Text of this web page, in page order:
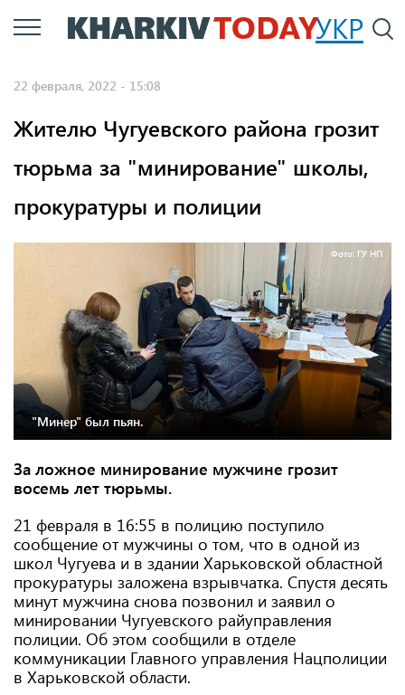
Перейти
к
УКР
22 февраля, 2022 - 15:08
Жителю Чугуевского района грозит
тюрьма за "минирование" школы,
прокуратуры и полиции
Фото: ГУ НП
"Минер" был пьян.
За ложное минирование мужчине грозит
восемь лет тюрьмы.
21 февраля в 16:55 в полицию поступило
сообщение от мужчины о том, что в одной из
школ Чугуева и в здании Харьковской областной
прокуратуры заложена взрывчатка. Спустя десять
минут мужчина снова позвонил и заявил о
минировании Чугуевского райуправления
полиции. Об этом сообщили в отделе
коммуникации Главного управления Нацполиции
в Харьковской области.